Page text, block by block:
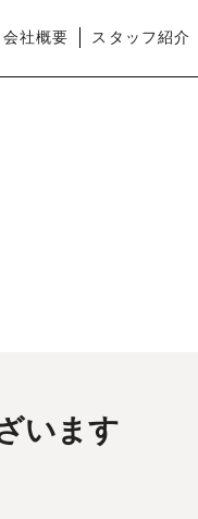
会社概要 スタッフ紹介
います